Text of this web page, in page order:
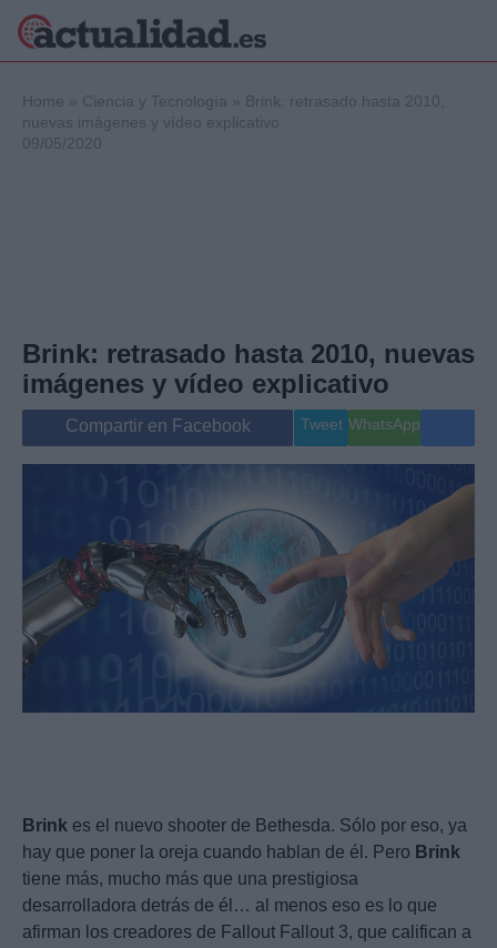
Internacional
Viajes
Gente
Musica
Home » Ciencia y Tecnología » Brink: retrasado hasta 2010,
nuevas imágenes y vídeo explicativo
09/05/2020
Brink: retrasado hasta 2010, nuevas
imágenes y vídeo explicativo
Compartir en Facebook Tweet WhatsApp
Brink es el nuevo shooter de Bethesda. Sólo por eso, ya
hay que poner la oreja cuando hablan de él. Pero Brink
tiene más, mucho más que una prestigiosa
desarrolladora detrás de él… al menos eso es lo que
afirman los creadores de Fallout Fallout 3, que califican a